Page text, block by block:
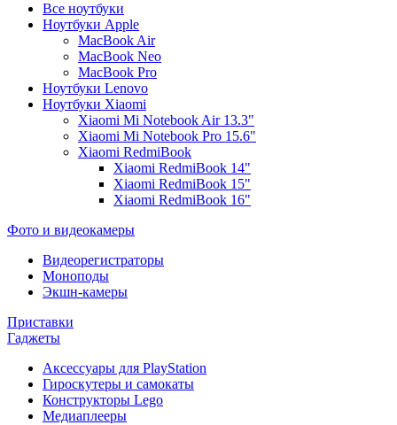
Все ноутбуки
Ноутбуки Apple
MacBook Air
MacBook Neo
MacBook Pro
Ноутбуки Lenovo
Ноутбуки Xiaomi
Xiaomi Mi Notebook Air 13.3"
Xiaomi Mi Notebook Pro 15.6"
Xiaomi RedmiBook
Xiaomi RedmiBook 14"
Xiaomi RedmiBook 15"
Xiaomi RedmiBook 16"
Фото и видеокамеры
Видеорегистраторы
Моноподы
Экшн-камеры
Приставки
Гаджеты
Аксессуары для PlayStation
Гироскутеры и самокаты
Конструкторы Lego
Медиаплееры